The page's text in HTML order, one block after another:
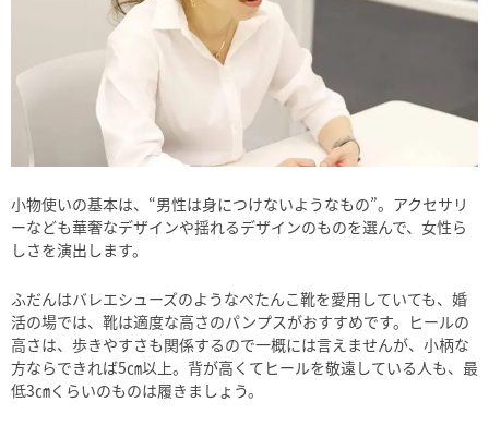
小物使いの基本は、“男性は身につけないようなもの”。アクセサリ
ーなども華奢なデザインや揺れるデザインのものを選んで、女性ら
しさを演出します。
ふだんはバレエシューズのようなぺたんこ靴を愛用していても、婚
活の場では、靴は適度な高さのパンプスがおすすめです。ヒールの
高さは、歩きやすさも関係するので一概には言えませんが、小柄な
方ならできれば5㎝以上。背が高くてヒールを敬遠している人も、最
低3㎝くらいのものは履きましょう。